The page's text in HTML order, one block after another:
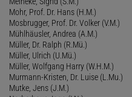
Mohr, Prof. Dr. Hans (H.M.)
Mosbrugger, Prof. Dr. Volker (V.M.)
Mühlhäusler, Andrea (A.M.)
Müller, Dr. Ralph (R.Mü.)
Müller, Ulrich (U.Mü.)
Müller, Wolfgang Harry (W.H.M.)
Murmann-Kristen, Dr. Luise (L.Mu.)
Mutke, Jens (J.M.)